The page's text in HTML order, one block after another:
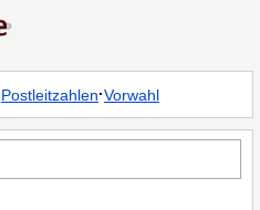
Postleitzahlen·Vorwahl